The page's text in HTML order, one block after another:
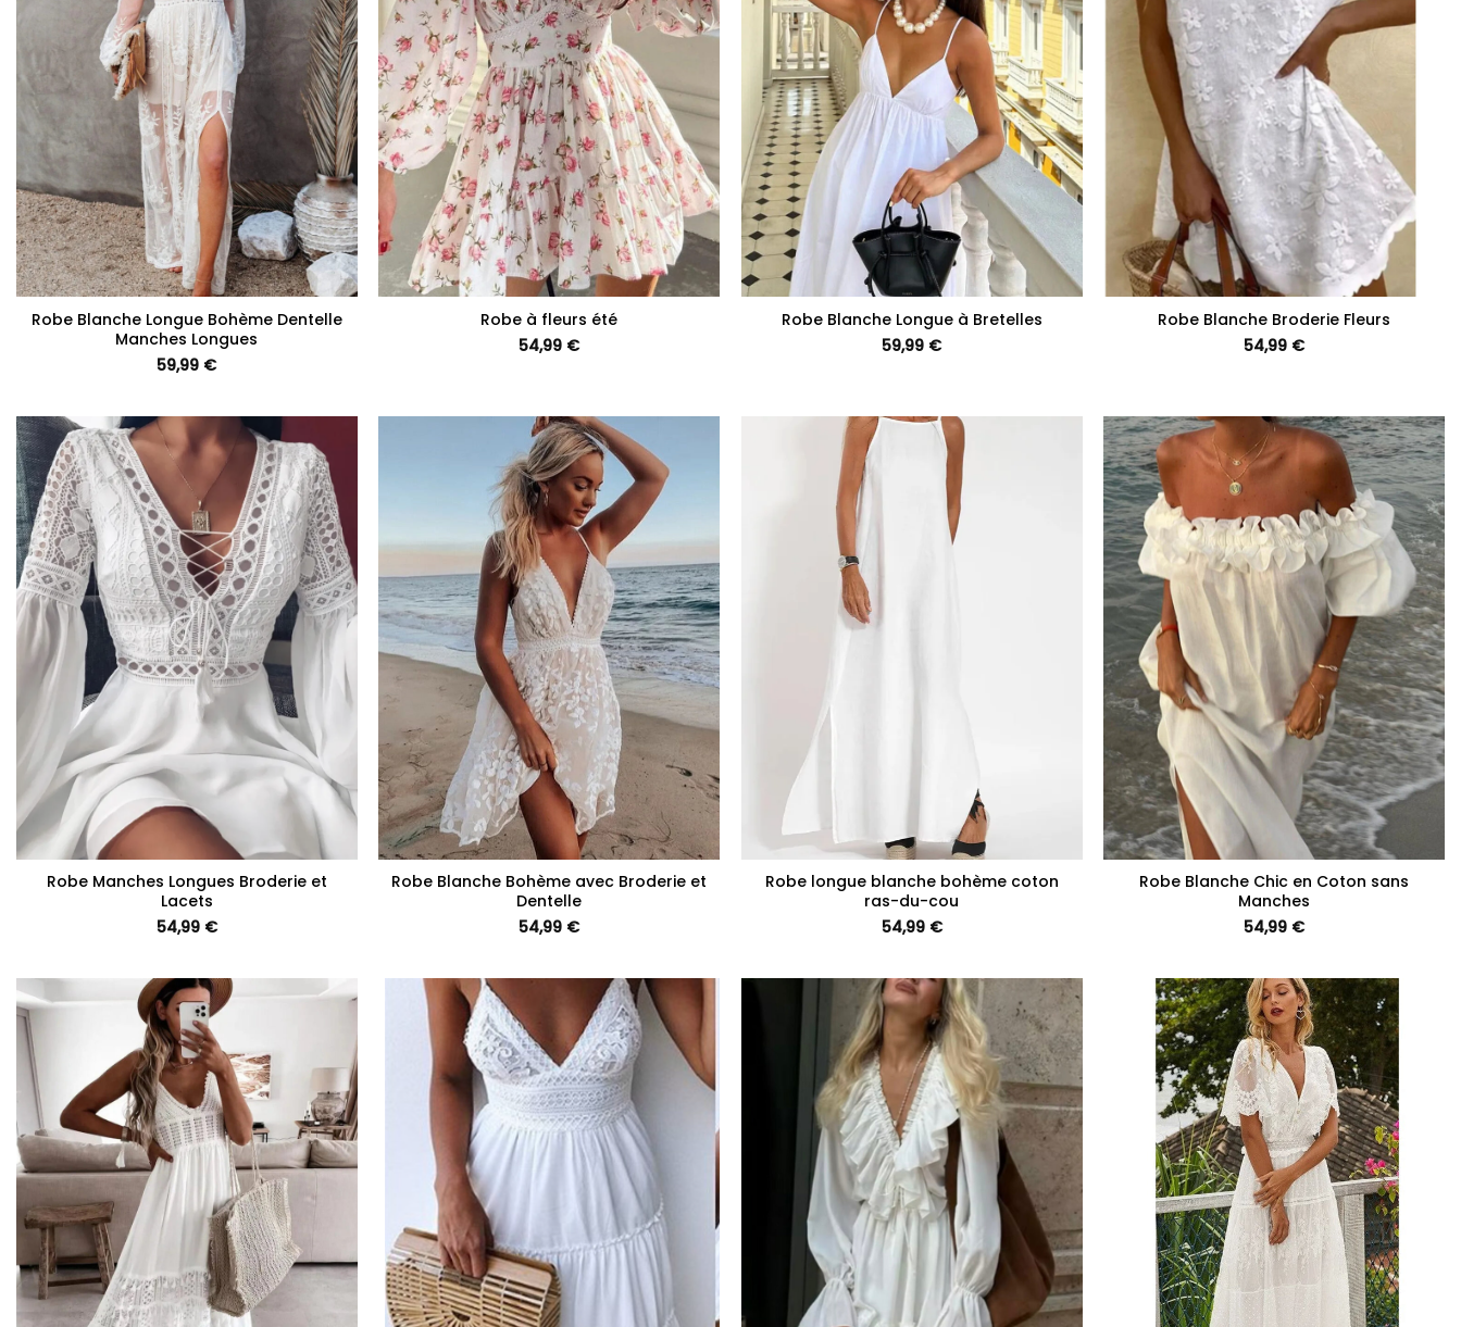
+
Robe Blanche Longue Bohème Dentelle
Manches Longues
59,99 €
+
Robe à fleurs été
54,99 €
+
Robe Blanche Longue à Bretelles
59,99 €
+
Robe Blanche Broderie Fleurs
54,99 €
+
Robe Manches Longues Broderie et
Lacets
54,99 €
+
Robe Blanche Bohème avec Broderie et
Dentelle
54,99 €
Robe longue blanche bohème coton
ras-du-cou
54,99 €
+
Robe Blanche Chic en Coton sans
Manches
54,99 €